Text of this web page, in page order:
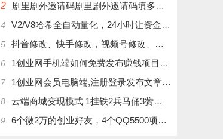
2
剧里剧外邀请码剧里剧外邀请码填多少呢？
4 V2/V8哈希全自动量化，24小时让资金为你打工！
5 抖音修改、快手修改，视频号修改、大屏修改|橱窗修改|抖店修改|、招代理可单独购买
6 1创业网手机端如何免费发布赚钱项目文章
7 1创业网会员电脑端,注册登录发布文章,操作介绍
8 云端商城变现模式 1挂铁2兵马俑3赞刷4涨粉，带你玩.赚风口项日
9 6个微2万的创业好友，4个QQ5500项目好友，QQ每天在线人数2400人、承接朋友圈广告投放